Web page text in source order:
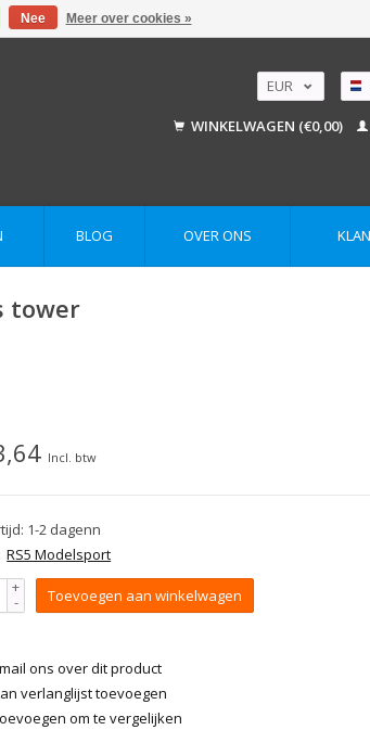
EUR
USD
WINKELWAGEN (€0,00)
BLOG OVER ONS
tower
Incl. btw
1-2 dagenn
RS5 Modelsport
+
- Toevoegen aan winkelwagen
ons over dit product
verlanglijst toevoegen
om te vergelijken
Nee Meer over cookies »